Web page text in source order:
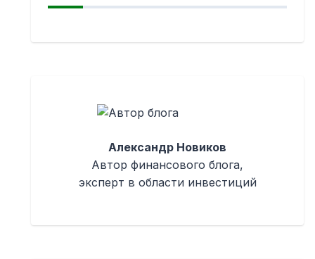
Александр Новиков
Автор финансового блога,
эксперт в области инвестиций